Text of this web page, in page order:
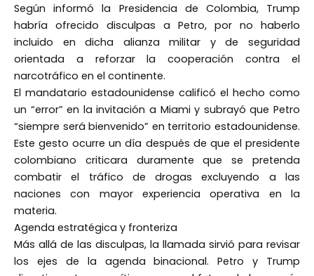
Según informó la Presidencia de Colombia, Trump
habría ofrecido disculpas a Petro, por no haberlo
incluido en dicha alianza militar y de seguridad
orientada a reforzar la cooperación contra el
narcotráfico en el continente.
El mandatario estadounidense calificó el hecho como
un “error” en la invitación a Miami y subrayó que Petro
“siempre será bienvenido” en territorio estadounidense.
Este gesto ocurre un día después de que el presidente
colombiano criticara duramente que se pretenda
combatir el tráfico de drogas excluyendo a las
naciones con mayor experiencia operativa en la
materia.
Agenda estratégica y fronteriza
Más allá de las disculpas, la llamada sirvió para revisar
los ejes de la agenda binacional. Petro y Trump